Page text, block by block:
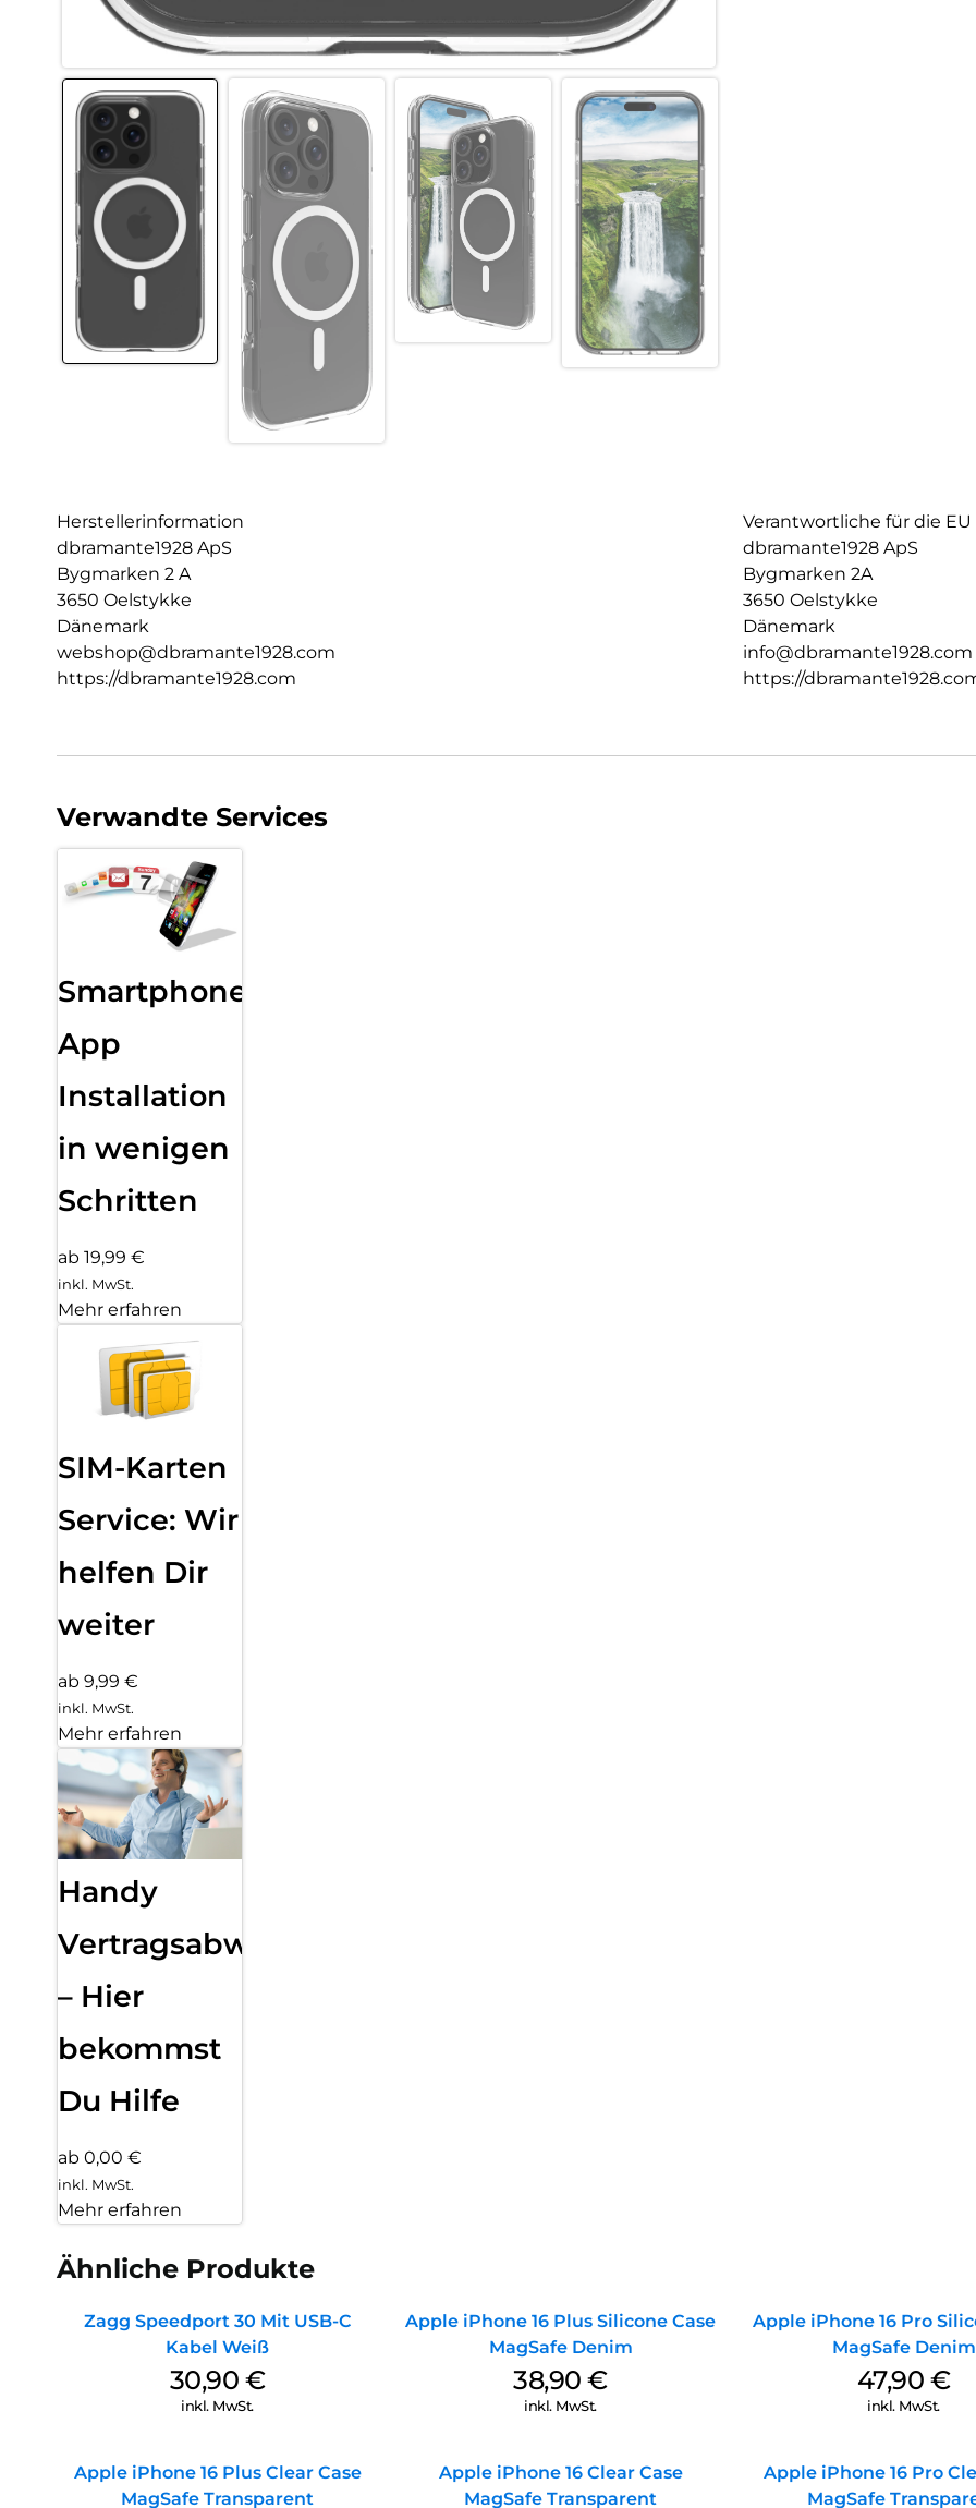
Herstellerinformation
dbramante1928 ApS
Bygmarken 2 A
3650 Oelstykke
Dänemark
webshop@dbramante1928.com
https://dbramante1928.com
Verantwortliche für die EU
dbramante1928 ApS
Bygmarken 2A
3650 Oelstykke
Dänemark
info@dbramante1928.com
https://
Verwandte Services
Smartphone
App
Installation
in wenigen
Schritten
ab 19,99 €
inkl. MwSt.
Mehr erfahren
SIM-Karten
Service: Wir
helfen Dir
weiter
ab 9,99 €
inkl. MwSt.
Mehr erfahren
Handy
Vertragsabwicklung
– Hier
bekommst
Du Hilfe
ab 0,00 €
inkl. MwSt.
Mehr erfahren
Ähnliche Produkte
Zagg Speedport 30 Mit USB-C
Kabel Weiß
30,90 €
inkl. MwSt.
Apple iPhone 16 Plus Silicone Case
MagSafe Denim
38,90€
inkl. MwSt.
Apple iPhone 16 Pro
MagSafe Denim
47,90 €
inkl. MwSt.
Apple iPhone 16 Plus Clear Case
MagSafe Transparent
Apple iPhone 16 Clear Case
MagSafe Transparent
Apple iPhone 16 Pro
MagSafe